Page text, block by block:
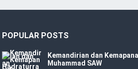
POPULAR POSTS
Kemandirian dan
Muhammad SAW